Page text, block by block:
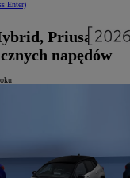
Enter)
Priusa
napędów